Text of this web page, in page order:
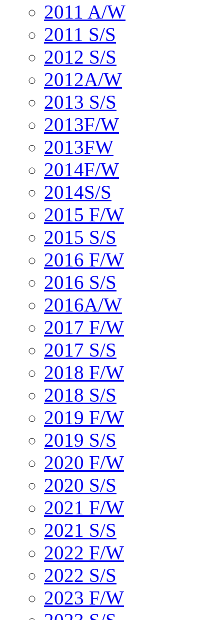
2011 A/W
2011 S/S
2012 S/S
2012A/W
2013 S/S
2013F/W
2013FW
2014F/W
2014S/S
2015 F/W
2015 S/S
2016 F/W
2016 S/S
2016A/W
2017 F/W
2017 S/S
2018 F/W
2018 S/S
2019 F/W
2019 S/S
2020 F/W
2020 S/S
2021 F/W
2021 S/S
2022 F/W
2022 S/S
2023 F/W